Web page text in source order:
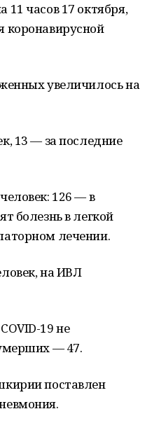
часов 17 октября,
коронавирусной
увеличилось на
13 — за последние
126 — в
болезнь в легкой
лечении.
на ИВЛ
19 не
— 47.
поставлен